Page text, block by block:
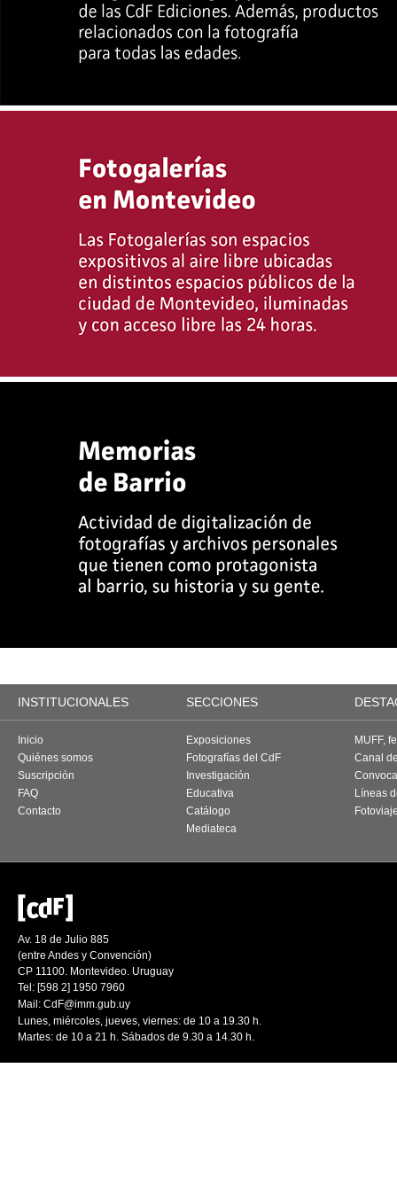
INSTITUCIONALES SECCIONES
Inicio
Quiénes somos
Suscripción
FAQ
Contacto
Exposiciones
Fotografías del CdF
Investigación
Educativa
Catálogo
Mediateca
MUFF,
Canal
Líneas
Av. 18 de Julio 885
(entre Andes y Convención)
CP 11100. Montevideo. Uruguay
Tel: [598 2] 1950 7960
Mail: CdF@imm.gub.uy
Lunes, miércoles, jueves, viernes: de 10 a 19.30 h.
Martes: de 10 a 21 h. Sábados de 9.30 a 14.30 h.